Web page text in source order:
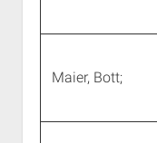
Maier, Bott;